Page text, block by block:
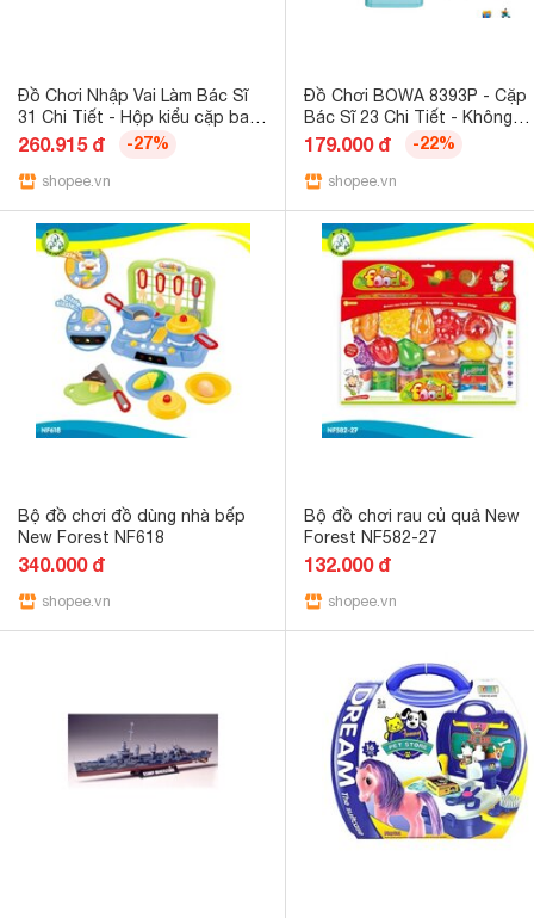
Đồ Chơi Nhập Vai Làm Bác Sĩ
31 Chi Tiết - Hộp kiểu cặp balo
- Hiệu BOWA 8391P
260.915 đ -27%
shopee.vn
Đồ Chơi BOWA 8393P - Cặp
Bác Sĩ 23 Chi Tiết - Không
Dùng Pin (Bowa)
179.000 đ -22%
shopee.vn
Bộ đồ chơi đồ dùng nhà bếp
New Forest NF618
340.000 đ
shopee.vn
Bộ đồ chơi rau củ quả New
Forest NF582-27
132.000 đ
shopee.vn